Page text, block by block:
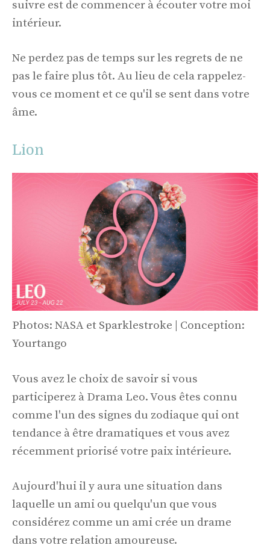
suivre est de commencer à écouter votre moi
intérieur.
Ne perdez pas de temps sur les regrets de ne
pas le faire plus tôt. Au lieu de cela rappelez-
vous ce moment et ce qu'il se sent dans votre
âme.
Lion
Photos: NASA et Sparklestroke | Conception:
Yourtango
Vous avez le choix de savoir si vous
participerez à Drama Leo. Vous êtes connu
comme l'un des signes du zodiaque qui ont
tendance à être dramatiques et vous avez
récemment priorisé votre paix intérieure.
Aujourd'hui il y aura une situation dans
laquelle un ami ou quelqu'un que vous
considérez comme un ami crée un drame
dans votre relation amoureuse.